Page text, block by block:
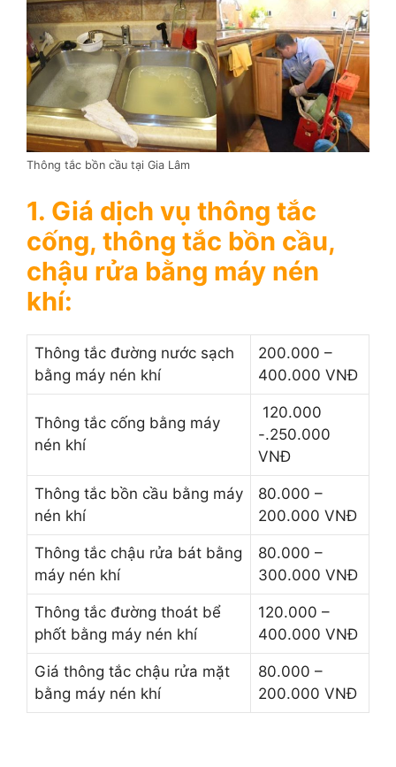
Thông tắc bồn cầu tại Gia Lâm
1. Giá dịch vụ thông tắc
cống, thông tắc bồn cầu,
chậu rửa bằng máy nén
khí:
Thông tắc đường nước sạch
bằng máy nén khí
200.000 –
400.000 VNĐ
Thông tắc cống bằng máy
nén khí
120.000
-.250.000
VNĐ
Thông tắc bồn cầu bằng máy
nén khí
80.000 –
200.000 VNĐ
Thông tắc chậu rửa bát bằng
máy nén khí
80.000 –
300.000 VNĐ
Thông tắc đường thoát bể
phốt bằng máy nén khí
120.000 –
400.000 VNĐ
Giá thông tắc chậu rửa mặt
bằng máy nén khí
80.000 –
200.000 VNĐ